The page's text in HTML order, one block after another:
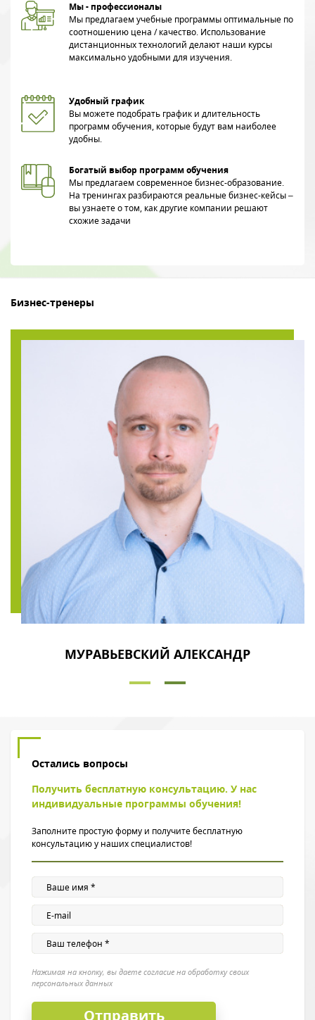
Мы - профессионалы
Мы предлагаем учебные программы оптимальные по
соотношению цена / качество. Использование
дистанционных технологий делают наши курсы
максимально удобными для изучения.
Удобный график
Вы можете подобрать график и длительность
программ обучения, которые будут вам наиболее
удобны.
Богатый выбор программ обучения
Мы предлагаем современное бизнес-образование.
На тренингах разбираются реальные бизнес-кейсы –
вы узнаете о том, как другие компании решают
схожие задачи
Бизнес-тренеры
МУРАВЬЕВСКИЙ АЛЕКСАНДР
Остались вопросы
Получить бесплатную консультацию. У нас
индивидуальные программы обучения!
Заполните простую форму и получите бесплатную
консультацию у наших специалистов!
Нажимая на кнопку, вы даете согласие на обработку своих
персональных данных